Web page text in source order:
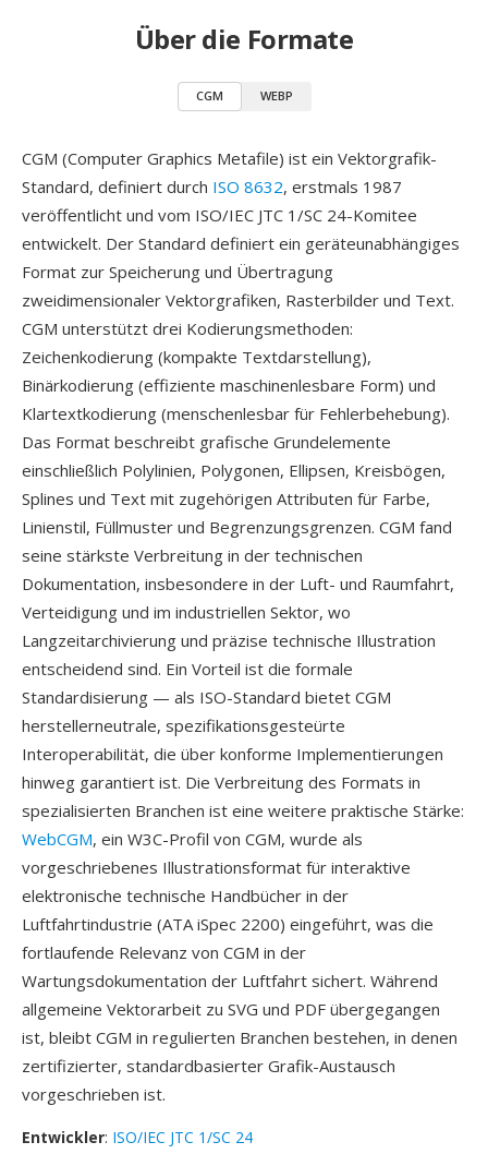
Über die Formate
CGM WEBP
CGM (Computer Graphics Metafile) ist ein Vektorgrafik-
Standard, definiert durch ISO 8632, erstmals 1987
veröffentlicht und vom ISO/IEC JTC 1/SC 24-Komitee
entwickelt. Der Standard definiert ein geräteunabhängiges
Format zur Speicherung und Übertragung
zweidimensionaler Vektorgrafiken, Rasterbilder und Text.
CGM unterstützt drei Kodierungsmethoden:
Zeichenkodierung (kompakte Textdarstellung),
Binärkodierung (effiziente maschinenlesbare Form) und
Klartextkodierung (menschenlesbar für Fehlerbehebung).
Das Format beschreibt grafische Grundelemente
einschließlich Polylinien, Polygonen, Ellipsen, Kreisbögen,
Splines und Text mit zugehörigen Attributen für Farbe,
Linienstil, Füllmuster und Begrenzungsgrenzen. CGM fand
seine stärkste Verbreitung in der technischen
Dokumentation, insbesondere in der Luft- und Raumfahrt,
Verteidigung und im industriellen Sektor, wo
Langzeitarchivierung und präzise technische Illustration
entscheidend sind. Ein Vorteil ist die formale
Standardisierung — als ISO-Standard bietet CGM
herstellerneutrale, spezifikationsgesteürte
Interoperabilität, die über konforme Implementierungen
hinweg garantiert ist. Die Verbreitung des Formats in
spezialisierten Branchen ist eine weitere praktische Stärke:
WebCGM, ein W3C-Profil von CGM, wurde als
vorgeschriebenes Illustrationsformat für interaktive
elektronische technische Handbücher in der
Luftfahrtindustrie (ATA iSpec 2200) eingeführt, was die
fortlaufende Relevanz von CGM in der
Wartungsdokumentation der Luftfahrt sichert. Während
allgemeine Vektorarbeit zu SVG und PDF übergegangen
ist, bleibt CGM in regulierten Branchen bestehen, in denen
zertifizierter, standardbasierter Grafik-Austausch
vorgeschrieben ist.
Entwickler: ISO/IEC JTC 1/SC 24